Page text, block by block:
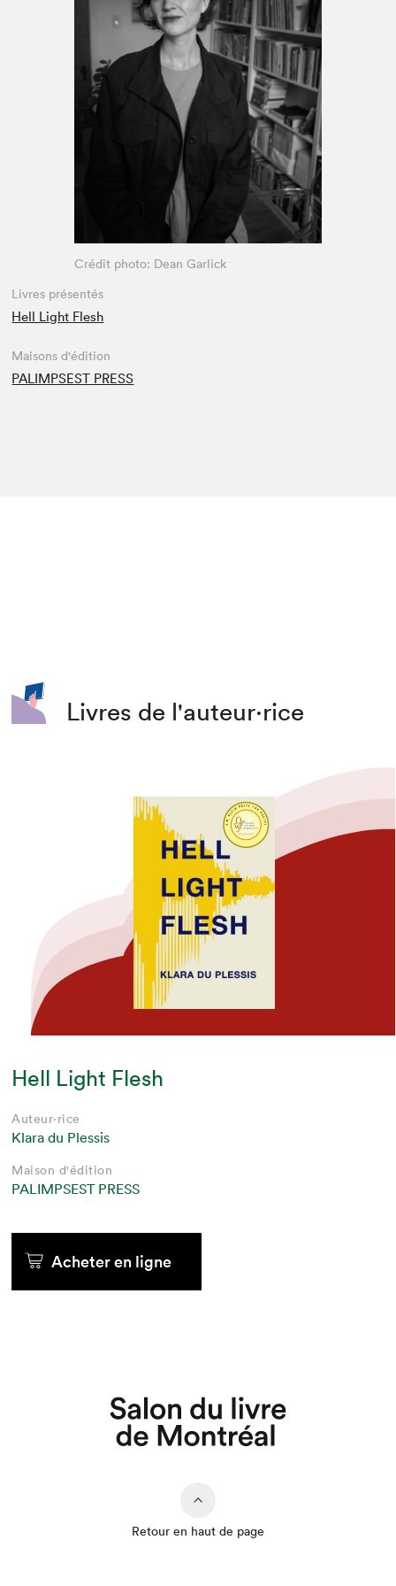
Espace enseignant·e·s
Crédit photo: Dean Garlick
Livres présentés
Hell Light Flesh
Maisons d'édition
PALIMPSEST PRESS
Livres de l'auteur·rice
Hell Light Flesh
Auteur·rice
Klara du Plessis
Maison d'édition
PALIMPSEST PRESS
Acheter en ligne
Retour en haut de page